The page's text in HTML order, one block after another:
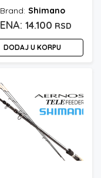
Shimano
14.100 RSD
DODAJ U KORPU